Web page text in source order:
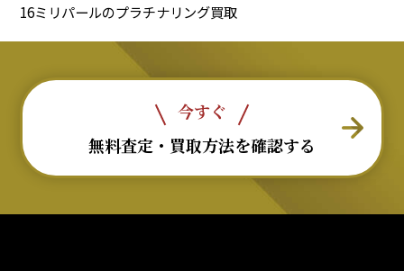
16ミリパールのプラチナリング買取
今すぐ
無料査定・買取方法を確認する